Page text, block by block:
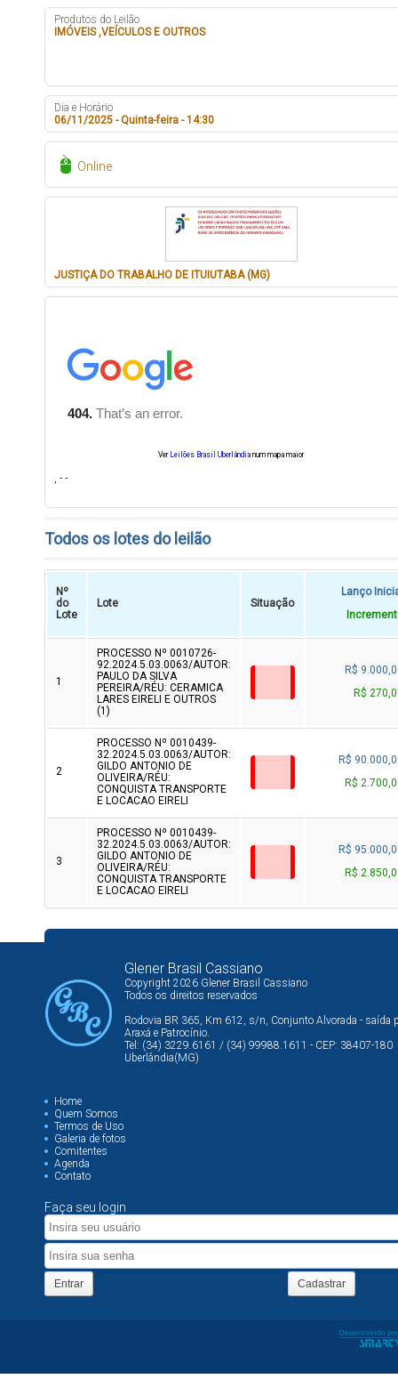
Produtos do Leilão
IMÓVEIS ,VEÍCULOS E OUTROS
Dia e Horário
06/11/2025 - Quinta-feira - 14:30
Online
JUSTIÇA DO TRABALHO DE ITUIUTABA (MG)
Ver Leilões Brasil Uberlândia num mapa maior
, - -
Todos os lotes do leilão
Nº
do
Lote
Lote Situação
Lanço
1
PROCESSO Nº 0010726-
92.2024.5.03.0063/AUTOR:
PAULO DA SILVA
PEREIRA/RÉU: CERAMICA
LARES EIRELI E OUTROS
(1)
R$
R$
2
PROCESSO Nº 0010439-
32.2024.5.03.0063/AUTOR:
GILDO ANTONIO DE
OLIVEIRA/RÉU:
CONQUISTA TRANSPORTE
E LOCACAO EIRELI
R$
R$
3
PROCESSO Nº 0010439-
32.2024.5.03.0063/AUTOR:
GILDO ANTONIO DE
OLIVEIRA/RÉU:
CONQUISTA TRANSPORTE
E LOCACAO EIRELI
R$
R$
Glener Brasil Cassiano
Copyright 2026 Glener Brasil Cassiano
Todos os direitos reservados
Rodovia BR 365, Km 612, s/n, Conjunto Alvorada - saída
Araxá e Patrocínio.
Tel: (34) 3229.6161 / (34) 99988.1611 - CEP: 38407-180
Uberlândia(MG)
Home
Quem Somos
Termos de Uso
Galeria de fotos
Comitentes
Agenda
Contato
Faça seu login
Entrar Cadastrar